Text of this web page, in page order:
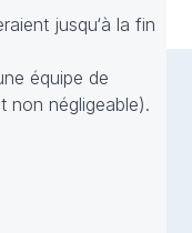
jusqu‘à la fin
équipe de
non négligeable).